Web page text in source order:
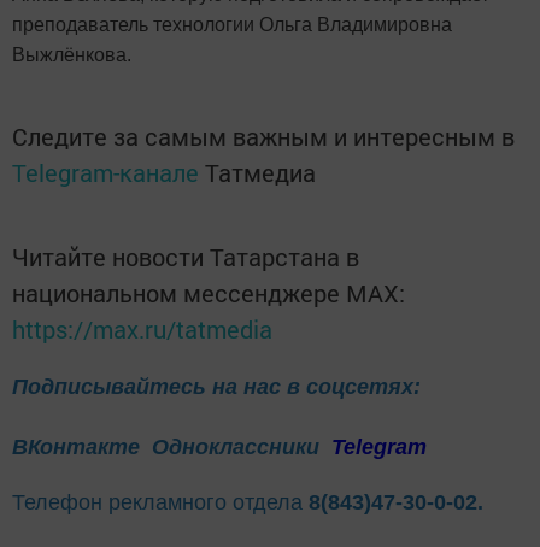
преподаватель технологии Ольга Владимировна
Выжлёнкова.
Следите за самым важным и интересным в
Telegram-канале Татмедиа
Читайте новости Татарстана в
национальном мессенджере MАХ:
https://max.ru/tatmedia
Подписывайтесь на нас в соцсетях:
ВКонтакте Одноклассники Telegram
Телефон рекламного отдела 8(843)47-30-0-02.